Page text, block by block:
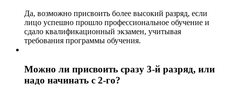
Да, возможно присвоить более высокий разряд, если
лицо успешно прошло профессиональное обучение и
сдало квалификационный экзамен, учитывая
требования программы обучения.
Можно ли присвоить сразу 3-й разряд, или
надо начинать с 2-го?